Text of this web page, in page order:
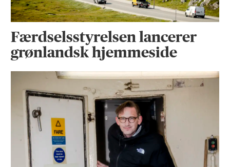
Færdselsstyrelsen lancerer
grønlandsk hjemmeside